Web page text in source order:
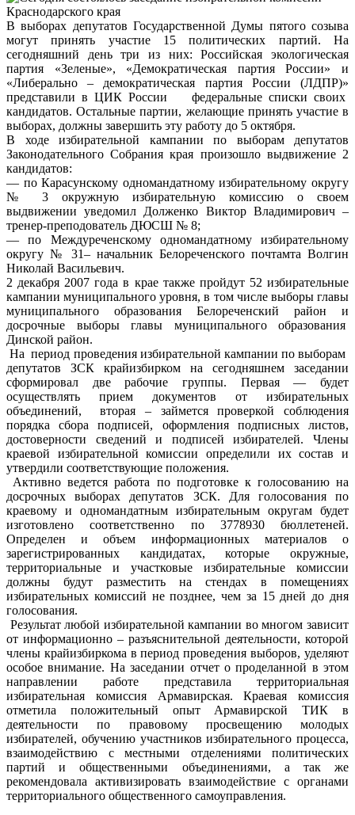
В выборах депутатов Государственной Думы пятого созыва
могут принять участие 15 политических партий. На
сегодняшний день три из них: Российская экологическая
партия «Зеленые», «Демократическая партия России» и
«Либерально – демократическая партия России (ЛДПР)»
представили в ЦИК России федеральные списки своих
кандидатов. Остальные партии, желающие принять участие в
выборах, должны завершить эту работу до 5 октября.
В ходе избирательной кампании по выборам депутатов
Законодательного Собрания края произошло выдвижение 2
кандидатов:
— по Карасунскому одномандатному избирательному округу
№ 3 окружную избирательную комиссию о своем
выдвижении уведомил Долженко Виктор Владимирович –
тренер-преподователь ДЮСШ № 8;
— по Междуреченскому одномандатному избирательному
округу № 31– начальник Белореченского почтамта Волгин
Николай Васильевич.
2 декабря 2007 года в крае также пройдут 52 избирательные
кампании муниципального уровня, в том числе выборы главы
муниципального образования Белореченский район и
досрочные выборы главы муниципального образования
Динской район.
На период проведения избирательной кампании по выборам
депутатов ЗСК крайизбирком на сегодняшнем заседании
сформировал две рабочие группы. Первая — будет
осуществлять прием документов от избирательных
объединений, вторая – займется проверкой соблюдения
порядка сбора подписей, оформления подписных листов,
достоверности сведений и подписей избирателей. Члены
краевой избирательной комиссии определили их состав и
утвердили соответствующие положения.
Активно ведется работа по подготовке к голосованию на
досрочных выборах депутатов ЗСК. Для голосования по
краевому и одномандатным избирательным округам будет
изготовлено соответственно по 3778930 бюллетеней.
Определен и объем информационных материалов о
зарегистрированных кандидатах, которые окружные,
территориальные и участковые избирательные комиссии
должны будут разместить на стендах в помещениях
избирательных комиссий не позднее, чем за 15 дней до дня
голосования.
Результат любой избирательной кампании во многом зависит
от информационно – разъяснительной деятельности, которой
члены крайизбиркома в период проведения выборов, уделяют
особое внимание. На заседании отчет о проделанной в этом
направлении работе представила территориальная
избирательная комиссия Армавирская. Краевая комиссия
отметила положительный опыт Армавирской ТИК в
деятельности по правовому просвещению молодых
избирателей, обучению участников избирательного процесса,
взаимодействию с местными отделениями политических
партий и общественными объединениями, а так же
рекомендовала активизировать взаимодействие с органами
территориального общественного самоуправления.